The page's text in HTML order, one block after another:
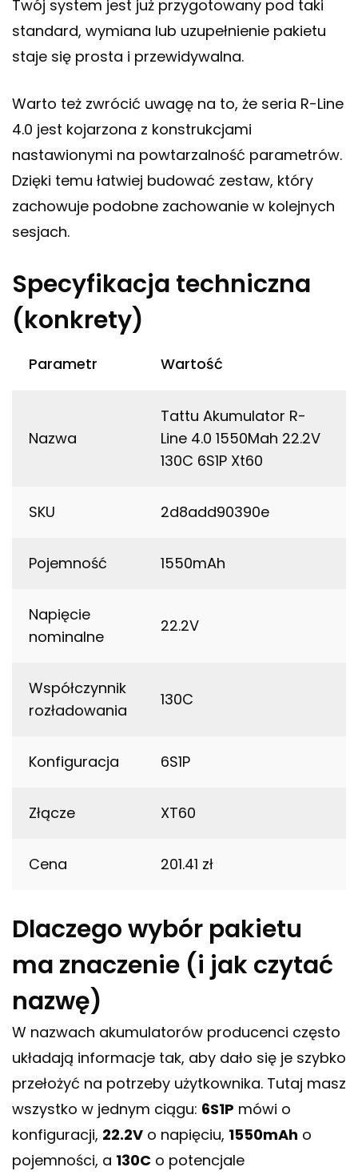
Twój system jest już przygotowany pod taki
standard, wymiana lub uzupełnienie pakietu
staje się prosta i przewidywalna.
Warto też zwrócić uwagę na to, że seria R-Line
4.0 jest kojarzona z konstrukcjami
nastawionymi na powtarzalność parametrów.
Dzięki temu łatwiej budować zestaw, który
zachowuje podobne zachowanie w kolejnych
sesjach.
Specyfikacja techniczna
(konkrety)
Parametr Wartość
Nazwa
Tattu Akumulator R-
Line 4.0 1550Mah 22.2V
130C 6S1P Xt60
SKU 2d8add90390e
Pojemność 1550mAh
Napięcie
nominalne
22.2V
Współczynnik
rozładowania
130C
Konfiguracja 6S1P
Złącze XT60
Cena 201.41 zł
Dlaczego wybór pakietu
ma znaczenie (i jak czytać
nazwę)
W nazwach akumulatorów producenci często
układają informacje tak, aby dało się je szybko
przełożyć na potrzeby użytkownika. Tutaj masz
wszystko w jednym ciągu: 6S1P mówi o
konfiguracji, 22.2V o napięciu, 1550mAh o
pojemności, a 130C o potencjale